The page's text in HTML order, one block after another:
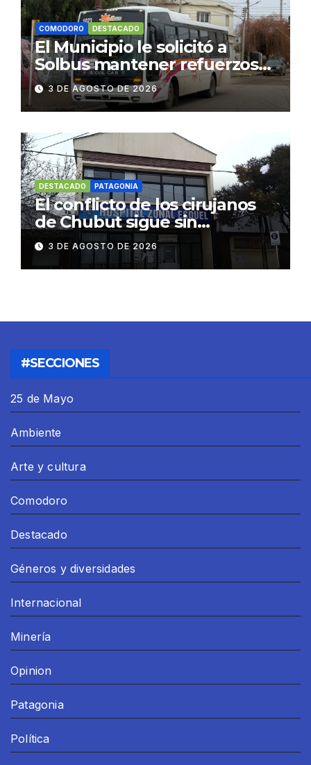
COMODORO DESTACADO
El Municipio le solicitó a
Solbus mantener refuerzos
escolares y servicios
habituales
3 DE AGOSTO DE 2026
DESTACADO PATAGONIA
El conflicto de los cirujanos
de Chubut sigue sin
resolverse
3 DE AGOSTO DE 2026
#SECCIONES
25 de Mayo
Ambiente
Arte y cultura
Comodoro
Destacado
Géneros y diversidades
Internacional
Minería
Opinion
Patagonia
Política